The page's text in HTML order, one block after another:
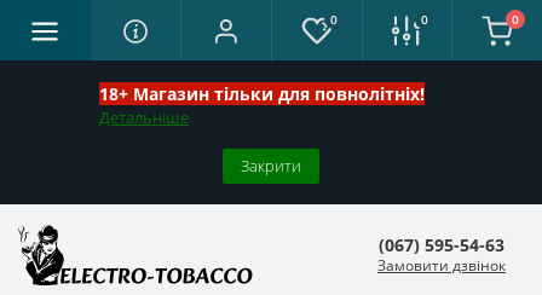
18+ Магазин тільки для повнолітніх!
Детальніше
Закрити
0 0 0
(067) 595-54-63
Замовити дзвінок